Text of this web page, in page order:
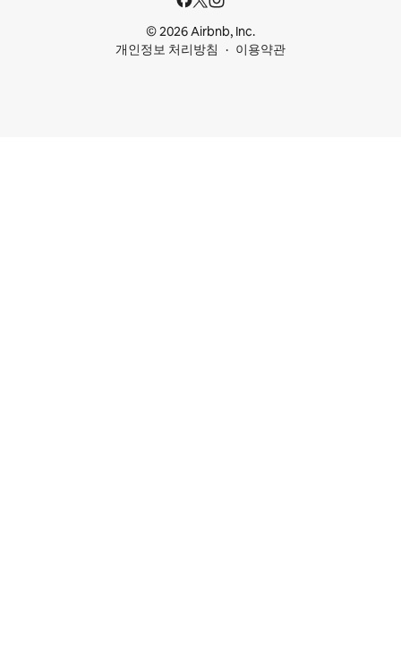
© 2026 Airbnb, Inc.
개인정보 처리방침
이용약관